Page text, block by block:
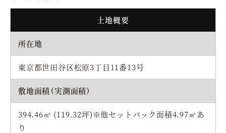
土地概要
所在地
東京都世田谷区松原3丁目11番13号
敷地面積（実測面積）
394.46㎡ (119.32坪)※他セットバック面積4.97㎡あ
り